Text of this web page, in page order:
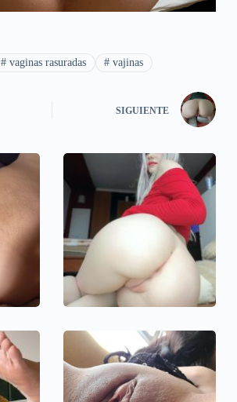
#vaginas rasuradas # vajinas
SIGUIENTE